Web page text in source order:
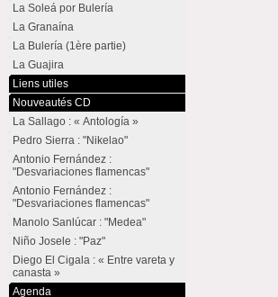
La Soleá por Bulería
La Granaína
La Bulería (1ère partie)
La Guajira
Liens utiles
Nouveautés CD
La Sallago : « Antología »
Pedro Sierra : "Nikelao"
Antonio Fernández :
"Desvariaciones flamencas"
Antonio Fernández :
"Desvariaciones flamencas"
Manolo Sanlúcar : "Medea"
Niño Josele : "Paz"
Diego El Cigala : « Entre vareta y
canasta »
Agenda